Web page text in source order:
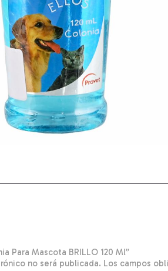
Para Mascota BRILLO 120 Ml”
no será publicada. Los campos